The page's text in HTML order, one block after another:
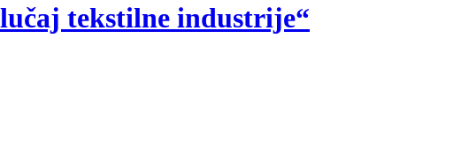
tekstilne industrije“